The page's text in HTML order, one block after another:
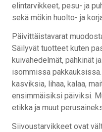
elintarvikkeet, pesu- ja
sekä mökin huolto- ja
Päivittäistavarat
Säilyvät tuotteet kuten
kuivahedelmät, pähkinät
isommissa
kasviksia, lihaa, kalaa,
ensimmäisiksi päiviksi.
etikka ja muut
Siivoustarvikkeet ovat